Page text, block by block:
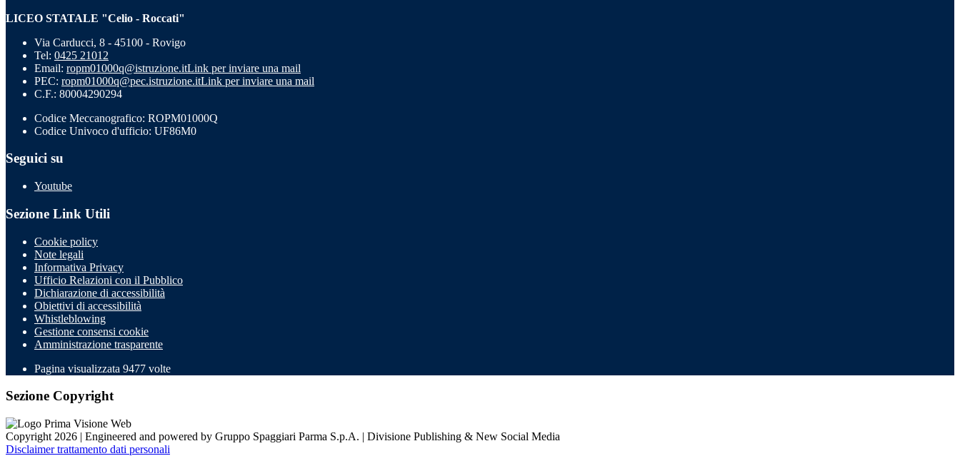
LICEO STATALE "Celio - Roccati"
Via Carducci, 8 - 45100 - Rovigo
Tel: 0425 21012
Email: ropm01000q@istruzione.itLink per inviare una mail
PEC: ropm01000q@pec.istruzione.itLink per inviare una mail
C.F.: 80004290294
Codice Meccanografico: ROPM01000Q
Codice Univoco d'ufficio: UF86M0
Seguici su
Youtube
Sezione Link Utili
Cookie policy
Note legali
Informativa Privacy
Ufficio Relazioni con il Pubblico
Dichiarazione di accessibilità
Obiettivi di accessibilità
Whistleblowing
Gestione consensi cookie
Amministrazione trasparente
Pagina visualizzata 9477 volte
Sezione Copyright
Copyright 2026 | Engineered and powered by Gruppo Spaggiari Parma S.p.A. | Divisione Publishing & New Social Media
Disclaimer trattamento dati personali